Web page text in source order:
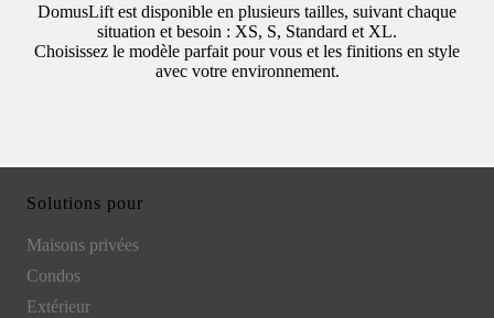
DomusLift est disponible en plusieurs tailles, suivant chaque
situation et besoin : XS, S, Standard et XL.
Choisissez le modèle parfait pour vous et les finitions en style
avec votre environnement.
Solutions pour
Maisons privées
Condos
Extérieur